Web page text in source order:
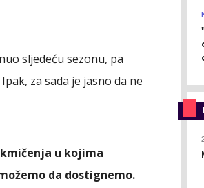
sljedeću sezonu, pa
za sada je jasno da ne
u kojima
da dostignemo.